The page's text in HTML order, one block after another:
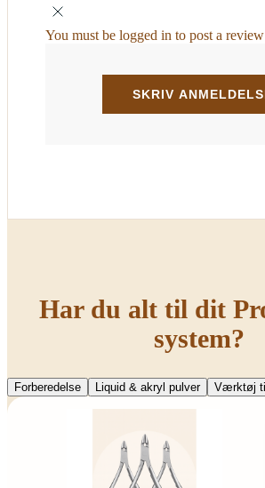
You must be logged in to post a review
Har du alt til dit
system?
Forberedelse Liquid & akryl pulver Værktøj